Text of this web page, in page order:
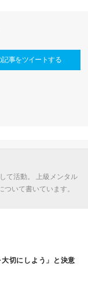
記事をツイートする
て活動。 上級メンタル
いて書いています。
切にしよう」と決意